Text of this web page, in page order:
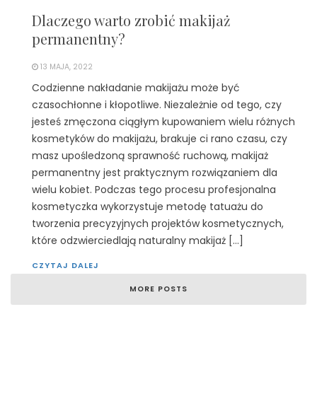
Dlaczego warto zrobić makijaż
permanentny?
13 MAJA, 2022
Codzienne nakładanie makijażu może być
czasochłonne i kłopotliwe. Niezależnie od tego, czy
jesteś zmęczona ciągłym kupowaniem wielu różnych
kosmetyków do makijażu, brakuje ci rano czasu, czy
masz upośledzoną sprawność ruchową, makijaż
permanentny jest praktycznym rozwiązaniem dla
wielu kobiet. Podczas tego procesu profesjonalna
kosmetyczka wykorzystuje metodę tatuażu do
tworzenia precyzyjnych projektów kosmetycznych,
które odzwierciedlają naturalny makijaż […]
CZYTAJ DALEJ
MORE POSTS